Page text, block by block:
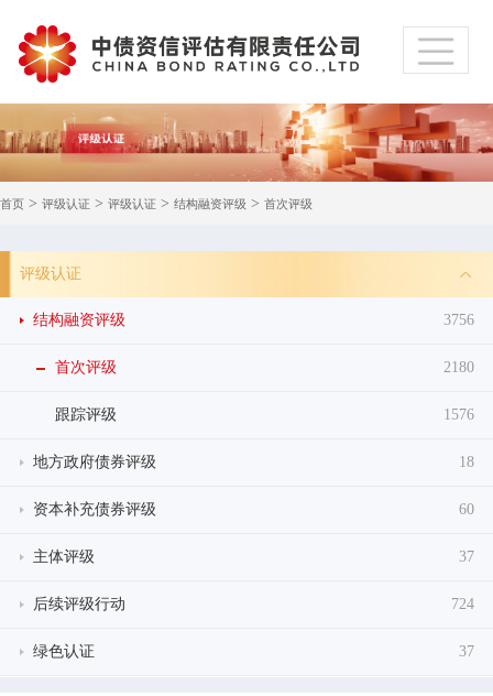
首页 > 评级认证 > 评级认证 > 结构融资评级 > 首次评级
评级认证
结构融资评级 3756
首次评级 2180
跟踪评级 1576
地方政府债券评级 18
资本补充债券评级 60
主体评级 37
后续评级行动 724
绿色认证 37